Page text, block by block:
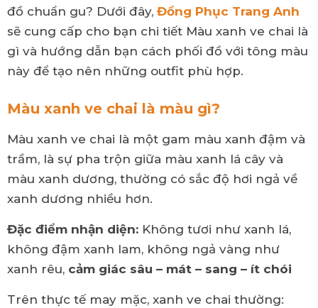
đồ chuẩn gu? Dưới đây, Đồng Phục Trang Anh
sẽ cung cấp cho bạn chi tiết Màu xanh ve chai là
gì và hướng dẫn bạn cách phối đồ với tông màu
này để tạo nên những outfit phù hợp.
Màu xanh ve chai là màu gì?
Màu xanh ve chai là một gam màu xanh đậm và
trầm, là sự pha trộn giữa màu xanh lá cây và
màu xanh dương, thường có sắc độ hơi ngả về
xanh dương nhiều hơn.
Đặc điểm nhận diện: Không tươi như xanh lá,
không đậm xanh lam, không ngả vàng như
xanh rêu, cảm giác sâu – mát – sang – ít chói
Trên thực tế may mặc, xanh ve chai thường: